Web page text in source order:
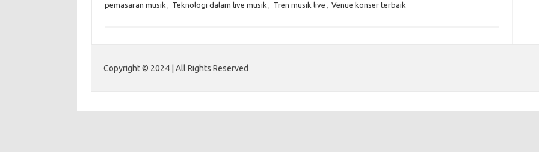
pemasaran musik , Teknologi dalam live musik , Tren musik live , Venue konser terbaik
Copyright © 2024 | All Rights Reserved